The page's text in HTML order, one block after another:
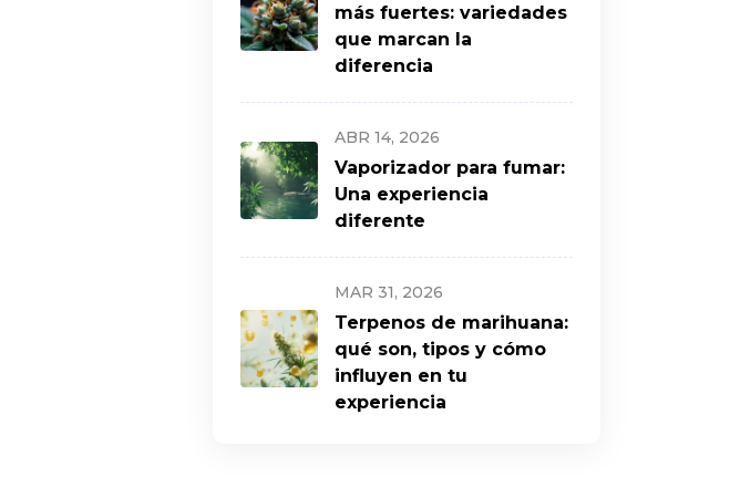
más fuertes: variedades
que marcan la
diferencia
ABR 14, 2026
Vaporizador para fumar:
Una experiencia
diferente
MAR 31, 2026
Terpenos de marihuana:
qué son, tipos y cómo
influyen en tu
experiencia